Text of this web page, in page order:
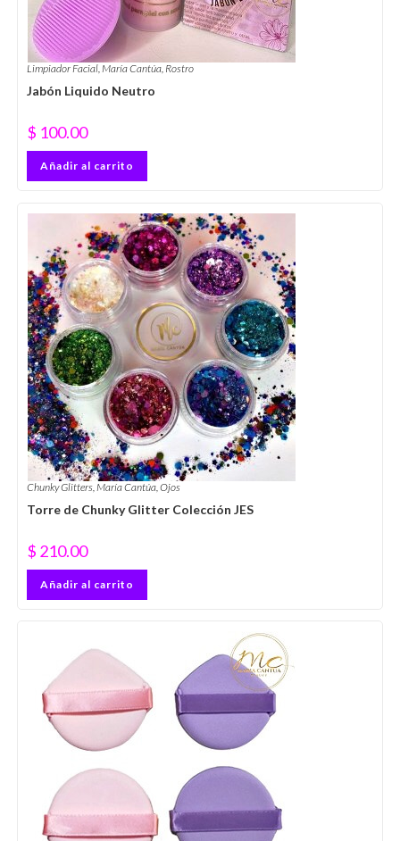
Limpiador Facial,María Cantúa, Rostro
Jabón Liquido Neutro
$ 100.00
Añadir al carrito
Chunky Glitters, María Cantúa, Ojos
Torre de Chunky Glitter Colección JES
$ 210.00
Añadir al carrito